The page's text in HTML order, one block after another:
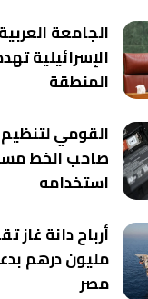
الجامعة
الإسرائيلية
المنطقة
القومي لتنظيم
صاحب الخط
استخدامه
مليون درهم
مصر